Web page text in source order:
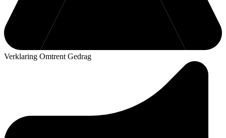
Verklaring Omtrent Gedrag